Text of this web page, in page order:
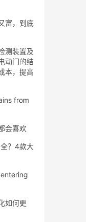
富，到底
测装置及
动门的结
本，提高
from
会喜欢
？4款大
如何更